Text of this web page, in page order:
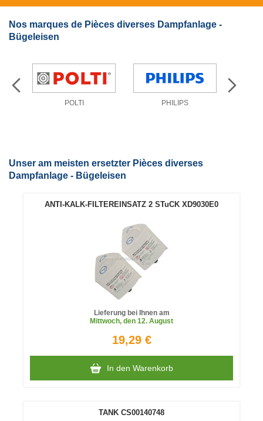
Nos marques de Pièces diverses Dampfanlage -
Bügeleisen
POLTI PHILIPS
Unser am meisten ersetzter Pièces diverses
Dampfanlage - Bügeleisen
ANTI-KALK-FILTEREINSATZ 2 STuCK XD9030E0
Lieferung bei Ihnen am
Mittwoch, den 12. August
19,29 €
In den Warenkorb
TANK CS00140748